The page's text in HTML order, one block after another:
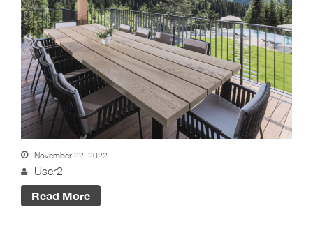
November 22, 2022
User2
Read More